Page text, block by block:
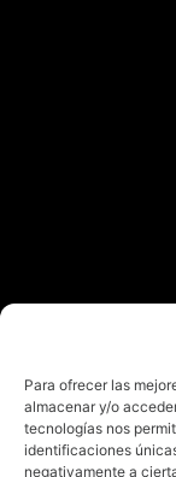
Para ofrecer las
almacenar y/o
tecnologías nos
identificaciones
negativamente a